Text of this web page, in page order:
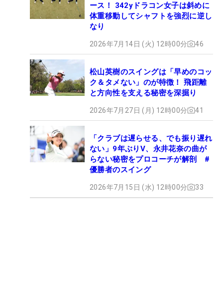
ース！ 342yドラコン女子は斜めに
体重移動してシャフトを強烈に逆し
なり
2026年7月14日 (火) 12時00分 46
松山英樹のスイングは「早めのコッ
ク＆タメない」のが特徴！ 飛距離
と方向性を支える秘密を深掘り
2026年7月27日 (月) 12時00分 41
「クラブは遅らせる、でも振り遅れ
ない」9年ぶりV、永井花奈の曲が
らない秘密をプロコーチが解剖 #
優勝者のスイング
2026年7月15日 (水) 12時00分 33